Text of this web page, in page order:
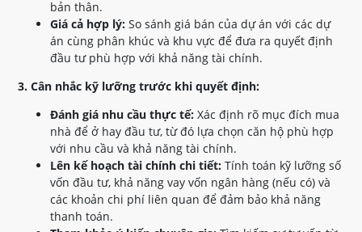
bản thân.
Giá cả hợp lý: So sánh giá bán của dự án với các dự
án cùng phân khúc và khu vực để đưa ra quyết định
đầu tư phù hợp với khả năng tài chính.
3. Cân nhắc kỹ lưỡng trước khi quyết định:
Đánh giá nhu cầu thực tế: Xác định rõ mục đích mua
nhà để ở hay đầu tư, từ đó lựa chọn căn hộ phù hợp
với nhu cầu và khả năng tài chính.
Lên kế hoạch tài chính chi tiết: Tính toán kỹ lưỡng số
vốn đầu tư, khả năng vay vốn ngân hàng (nếu có) và
các khoản chi phí liên quan để đảm bảo khả năng
thanh toán.